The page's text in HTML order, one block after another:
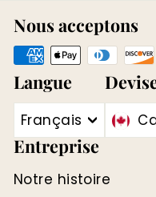
Nous acceptons
Langue
Français
Entreprise
Notre histoire